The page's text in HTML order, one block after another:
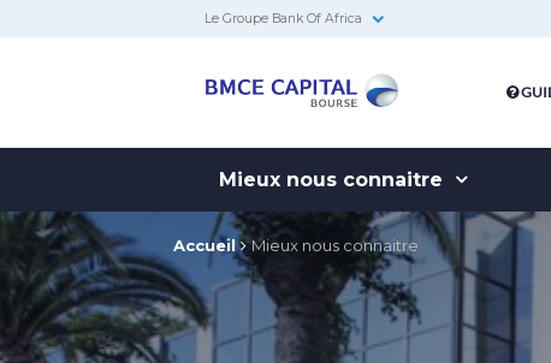
Le Groupe Bank Of Africa
Bourse
Mieux nous connaitre
Accueil Mieux nous connaitre